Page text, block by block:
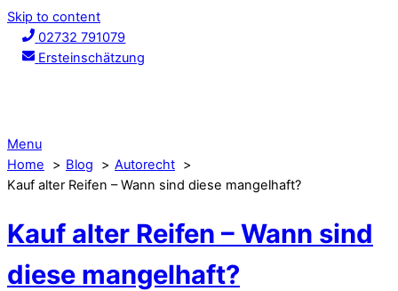
Skip to content
02732 791079
Ersteinschätzung
Menu
Home
Blog
Autorecht
Kauf alter Reifen – Wann sind diese mangelhaft?
Kauf alter Reifen – Wann sind
diese mangelhaft?